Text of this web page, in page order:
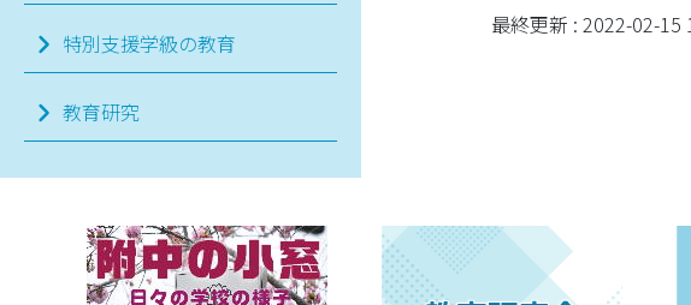
特別支援学級の教育
教育研究
最終更新 : 2022-02-15